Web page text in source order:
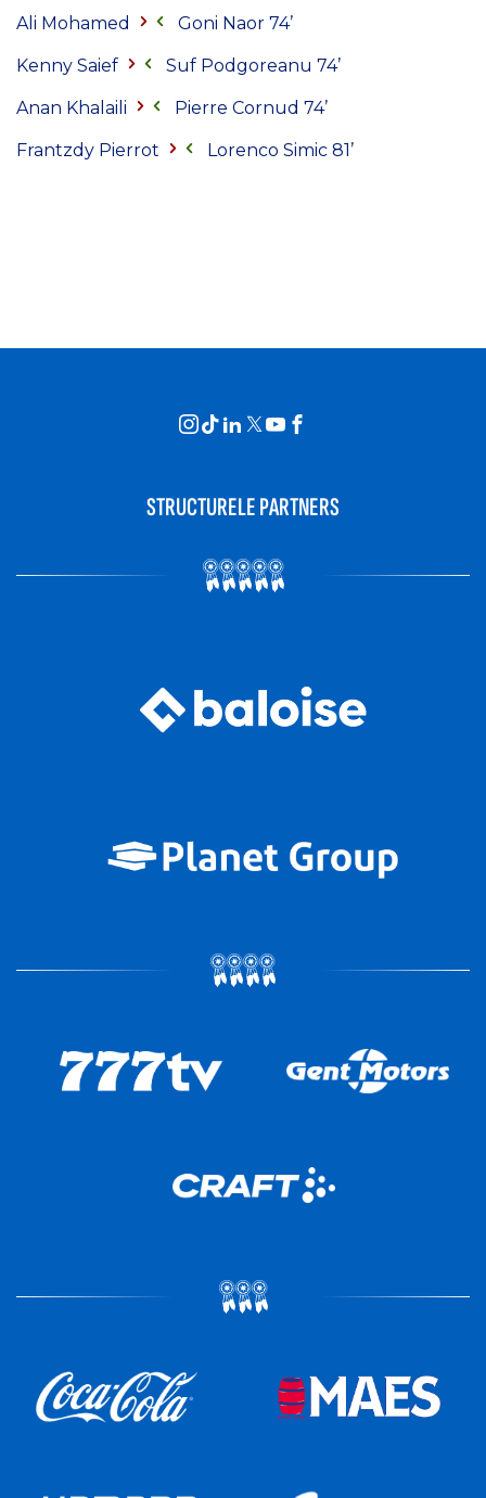
Ali Mohamed Goni Naor 74’
Kenny Saief Suf Podgoreanu 74’
Anan Khalaili Pierre Cornud 74’
Frantzdy Pierrot Lorenco Simic 81’
STRUCTURELE PARTNERS